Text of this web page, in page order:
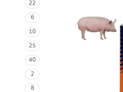
22
6
10
25
40
2
8